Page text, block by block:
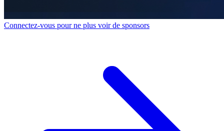
Connectez-vous pour ne plus voir de sponsors